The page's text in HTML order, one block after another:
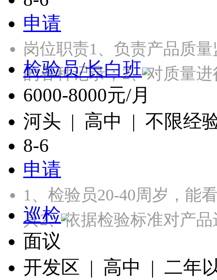
申请
岗位职责1、负责产品质
的各种记录；2、对质量
检验员/长白班
6000-8000元/月
河头 | 高中 | 不限经
8-6
申请
1、检验员20-40周岁，能
具2、依据检验标准对产
巡检
面议
开发区 | 高中 | 二年